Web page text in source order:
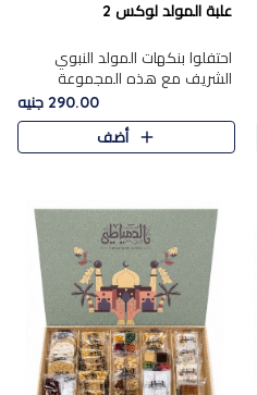
علبة المولد لوكس 2
احتفلوا بنكهات المولد النبوي
الشريف مع هذه المجموعة
الفاخرة المكونة من 19 قطعة،
والتي تم اختيارها بعناية فائقة لتُبرز
تشكيلة واسعة من الحلويات
290.00 جنيه
أضف